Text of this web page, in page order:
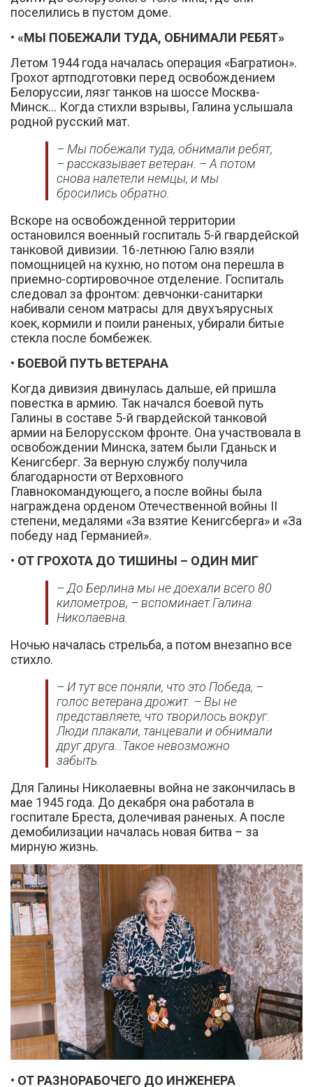
поселились в пустом доме.
• «МЫ ПОБЕЖАЛИ ТУДА, ОБНИМАЛИ РЕБЯТ»
Летом 1944 года началась операция «Багратион».
Грохот артподготовки перед освобождением
Белоруссии, лязг танков на шоссе Москва-
Минск… Когда стихли взрывы, Галина услышала
родной русский мат.
– Мы побежали туда, обнимали ребят,
– рассказывает ветеран. – А потом
снова налетели немцы, и мы
бросились обратно.
Вскоре на освобожденной территории
остановился военный госпиталь 5-й гвардейской
танковой дивизии. 16-летнюю Галю взяли
помощницей на кухню, но потом она перешла в
приемно-сортировочное отделение. Госпиталь
следовал за фронтом: девчонки-санитарки
набивали сеном матрасы для двухъярусных
коек, кормили и поили раненых, убирали битые
стекла после бомбежек.
• БОЕВОЙ ПУТЬ ВЕТЕРАНА
Когда дивизия двинулась дальше, ей пришла
повестка в армию. Так начался боевой путь
Галины в составе 5-й гвардейской танковой
армии на Белорусском фронте. Она участвовала в
освобождении Минска, затем были Гданьск и
Кенигсберг. За верную службу получила
благодарности от Верховного
Главнокомандующего, а после войны была
награждена орденом Отечественной войны II
степени, медалями «За взятие Кенигсберга» и «За
победу над Германией».
• ОТ ГРОХОТА ДО ТИШИНЫ – ОДИН МИГ
– До Берлина мы не доехали всего 80
километров, – вспоминает Галина
Николаевна.
Ночью началась стрельба, а потом внезапно все
стихло.
– И тут все поняли, что это Победа, –
голос ветерана дрожит. – Вы не
представляете, что творилось вокруг.
Люди плакали, танцевали и обнимали
друг друга…Такое невозможно
забыть.
Для Галины Николаевны война не закончилась в
мае 1945 года. До декабря она работала в
госпитале Бреста, долечивая раненых. А после
демобилизации началась новая битва – за
мирную жизнь.
• ОТ РАЗНОРАБОЧЕГО ДО ИНЖЕНЕРА